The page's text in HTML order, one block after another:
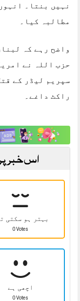
نہیں بنتا۔
مطالبہ کیا۔
واضح رہے کہ
حزب اللہ نے
سپریم لیڈر کے
راکٹ داغے۔
اس خبر
بہتر ہو سکتی
0 Votes
اچھی ہے
0 Votes